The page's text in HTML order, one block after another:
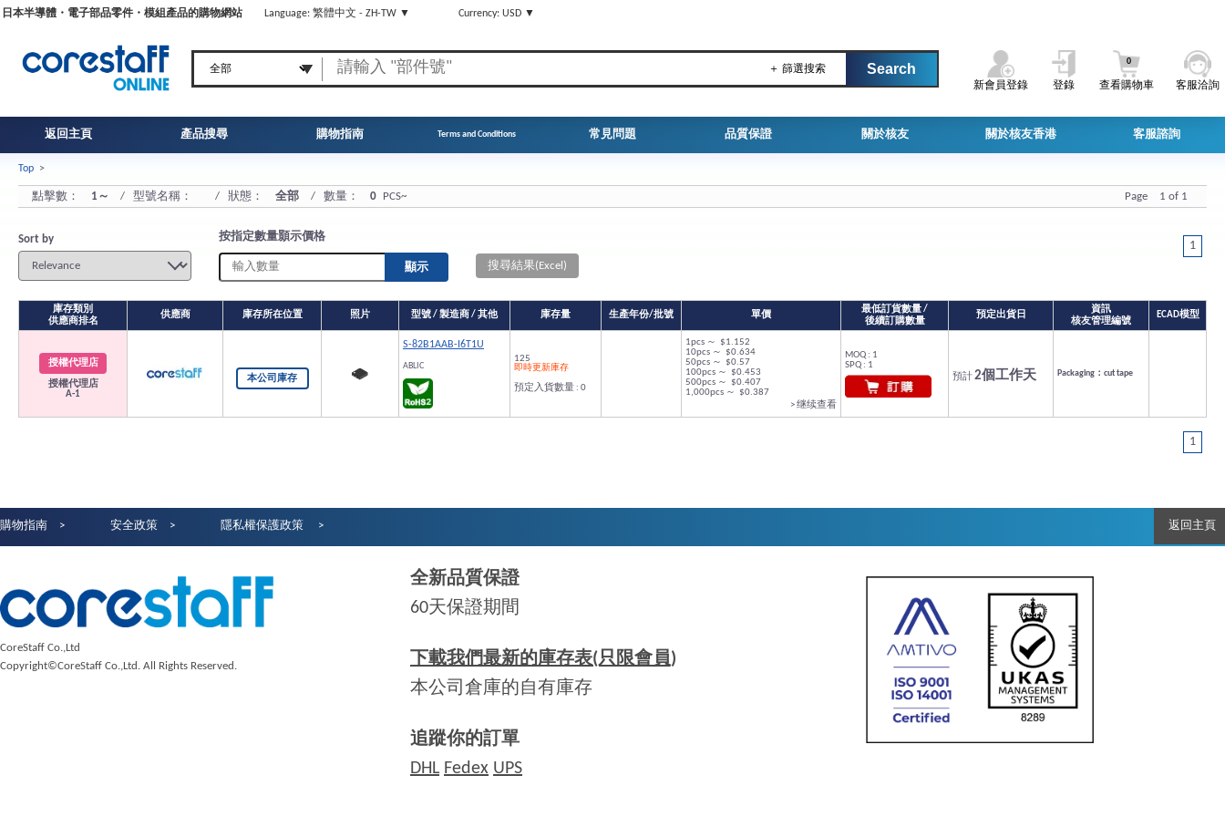
日本半導體・電子部品零件・模組產品的購物網站 Language: 繁體中文 - ZH-TW ▼ Currency: USD ▼
＋ 篩選搜索
新會員登錄 登錄 查看購物車
0
客服洽詢
返回主頁 產品搜尋 購物指南 Terms and Conditions 常見問題 品質保證 關於核友 關於核友香港 客服諮詢
Top >
點擊數： 1～ / 型號名稱： / 狀態： 全部 / 數量： 0 PCS~ Page 1 of 1
Sort by 按指定數量顥示價格
搜尋結果(Excel)
1
庫存類別
供應商排名
供應商 庫存所在位置 照片 型號 / 製造商 / 其他 庫存量 生產年份/批號 單價
最低訂貨數量 /
後續訂購數量
預定出貨日
資訊
核友管理編號
ECAD模型
授權代理店
授權代理店
A-1
本公司庫存
S-82B1AAB-I6T1U
ABLIC
125
即時更新庫存
預定入貨數量 : 0
1pcs ～ $1.152
10pcs ～ $0.634
50pcs ～ $0.57
100pcs ～ $0.453
500pcs ～ $0.407
1,000pcs ～ $0.387
> 继续查看
MOQ : 1
SPQ : 1
預計2個工作天 Packaging：cut tape
1
購物指南 安全政策 隱私權保護政策 返回主頁
CoreStaff Co.,Ltd
Copyright©CoreStaff Co.,Ltd. All Rights Reserved.
全新品質保證
60天保證期間
下載我們最新的庫存表(只限會員)
本公司倉庫的自有庫存
追蹤你的訂單
DHL Fedex UPS